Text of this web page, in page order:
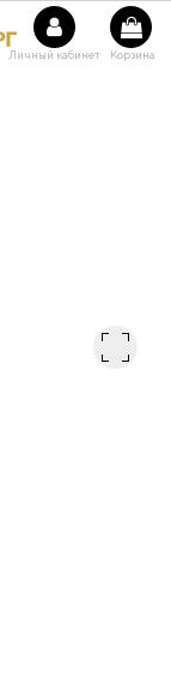
Личный кабинет Корзина